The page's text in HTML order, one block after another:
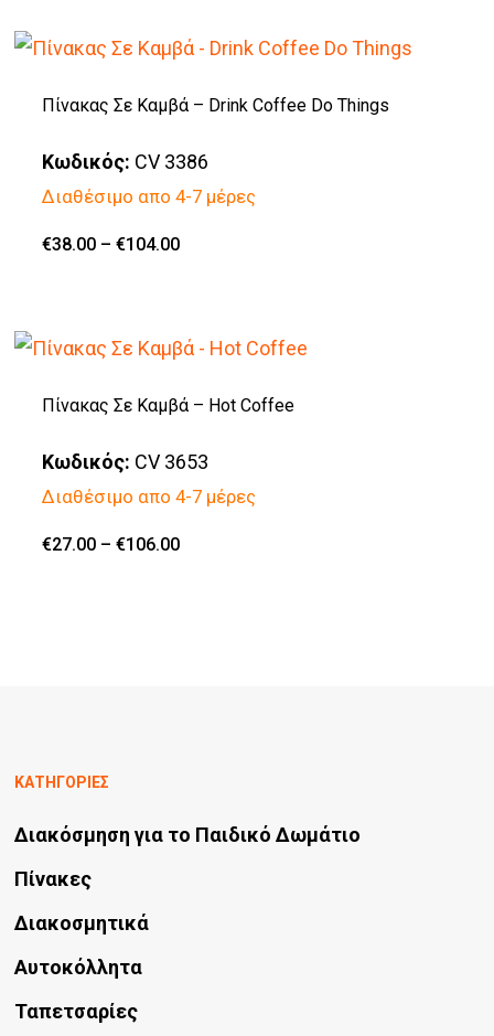
στη
του
προϊόντος
Πίνακας Σε Καμβά – Drink Coffee Do Things
Κωδικός: CV 3386
Διαθέσιμο απο 4-7 μέρες
€38.00 – €104.00Price
Αυτό
έχει
πολλαπλές
Οι
επιλογές
μπορούν
Πίνακας Σε Καμβά – Hot Coffee
Κωδικός: CV 3653
Διαθέσιμο απο 4-7 μέρες
€27.00 – €106.00Price
Αυτό
μπορούν
επιλεγούν
σελίδα
του
ΚΑΤΗΓΟΡΙΕΣ
Διακόσμηση για το Παιδικό Δωμάτιο
Πίνακες
Διακοσμητικά
Αυτοκόλλητα
Ταπετσαρίες